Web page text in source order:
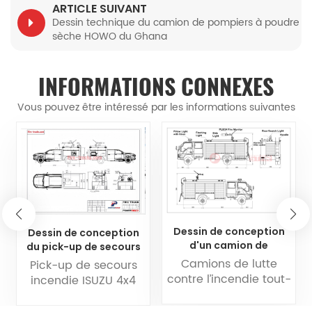
ARTICLE SUIVANT
Dessin technique du camion de pompiers à poudre
sèche HOWO du Ghana
INFORMATIONS CONNEXES
Vous pouvez être intéressé par les informations suivantes
Dessin de conception
du pick-up de secours
incendie ISUZU 4x4 RIV
Pick-up de secours
incendie ISUZU 4x4
Dessin de conception
d'un camion de
pompiers tout-terrain
ISUZU 4x4 pour feux de
végétation
Camions de lutte
contre l’incendie tout-